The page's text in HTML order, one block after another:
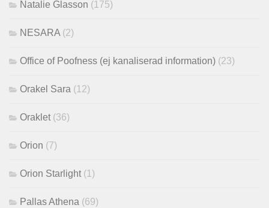
Natalie Glasson (175)
NESARA (2)
Office of Poofness (ej kanaliserad information) (23)
Orakel Sara (12)
Oraklet (36)
Orion (7)
Orion Starlight (1)
Pallas Athena (69)